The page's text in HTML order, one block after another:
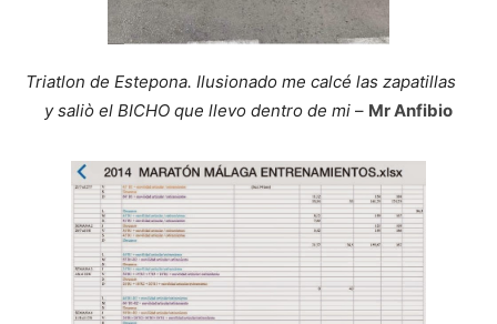
Triatlon de Estepona. Ilusionado me calcé las zapatillas
y saliò el BICHO que llevo dentro de mi – Mr Anfibio